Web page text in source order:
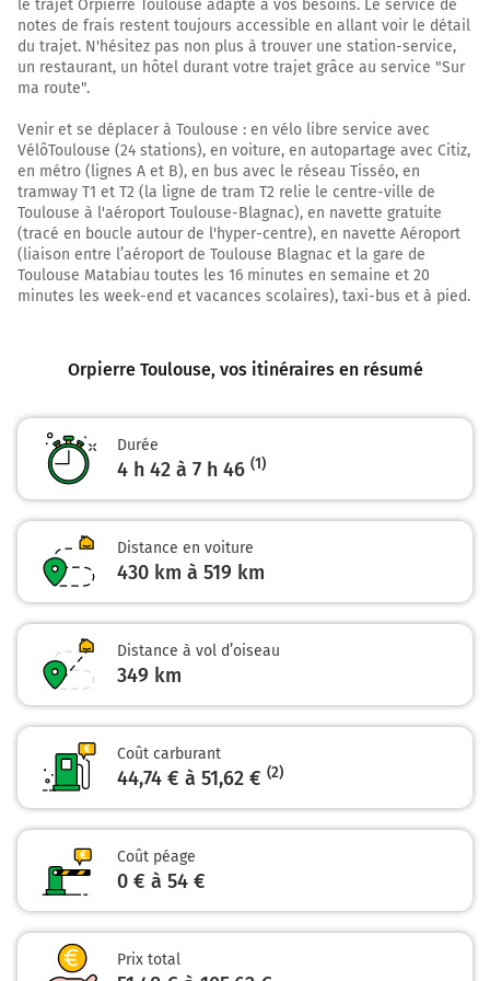
Au rond-point, prendre la 2ème sortie sur E712 D4075
D124
A51
Sisteron
19,4 km
Continuer D4075 E712 (D4075) sur 4,5 kilomètres
D4075
20,4 km
Au rond-point, prendre la 1ère sortie sur E712 D4075
continuer sur 80 mètres
26,1 km
Prendre à droite et rejoindre A51. Continuer sur 300
mètres
A51
E712
Digne-les-Bains
Aix-en-Provence
Marseille
Nice
Gap
Briançon
Barcelonnette
Prendre un ticket (Péage Sisteron Nord)
26,2 km
Prendre à droite et rejoindre A51 E712. Continuer sur
102 kilomètres
le trajet Orpierre Toulouse adapté à vos besoins. Le service de
notes de frais restent toujours accessible en allant voir le détail
du trajet. N'hésitez pas non plus à trouver une station-service,
un restaurant, un hôtel durant votre trajet grâce au service "Sur
ma route".
Venir et se déplacer à Toulouse : en vélo libre service avec
VélôToulouse (24 stations), en voiture, en autopartage avec Citiz,
en métro (lignes A et B), en bus avec le réseau Tisséo, en
tramway T1 et T2 (la ligne de tram T2 relie le centre-ville de
Toulouse à l'aéroport Toulouse-Blagnac), en navette gratuite
(tracé en boucle autour de l'hyper-centre), en navette Aéroport
(liaison entre l’aéroport de Toulouse Blagnac et la gare de
Toulouse Matabiau toutes les 16 minutes en semaine et 20
minutes les week-end et vacances scolaires), taxi-bus et à pied.
Orpierre Toulouse, vos itinéraires en résumé
Durée
4 h 42 à 7 h 46 (1)
Distance en voiture
430 km à 519 km
Distance à vol d’oiseau
349 km
Coût carburant
44,74 € à 51,62 € (2)
Coût péage
0 € à 54 €
Prix total